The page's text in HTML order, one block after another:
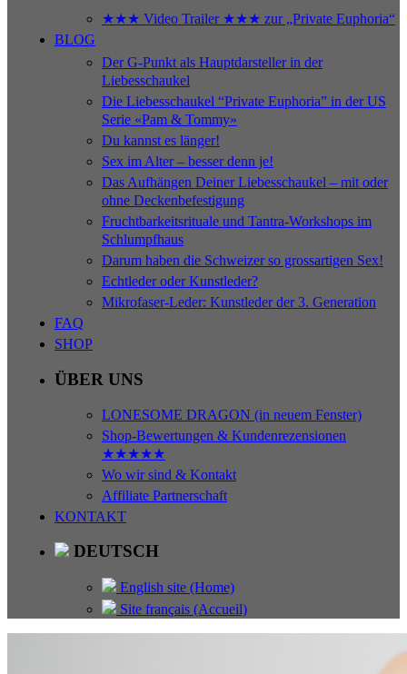
★★★ Video Trailer ★★★ zur „Private Euphoria“
BLOG
Der G-Punkt als Hauptdarsteller in der
Liebesschaukel
Die Liebesschaukel “Private Euphoria” in der US
Serie «Pam & Tommy»
Du kannst es länger!
Sex im Alter – besser denn je!
Das Aufhängen Deiner Liebesschaukel – mit oder
ohne Deckenbefestigung
Fruchtbarkeitsrituale und Tantra-Workshops im
Schlumpfhaus
Darum haben die Schweizer so grossartigen Sex!
Echtleder oder Kunstleder?
Mikrofaser-Leder: Kunstleder der 3. Generation
FAQ
SHOP
ÜBER UNS
LONESOME DRAGON (in neuem Fenster)
Shop-Bewertungen & Kundenrezensionen
★★★★★
Wo wir sind & Kontakt
Affiliate Partnerschaft
KONTAKT
DEUTSCH
English site (Home)
Site français (Accueil)